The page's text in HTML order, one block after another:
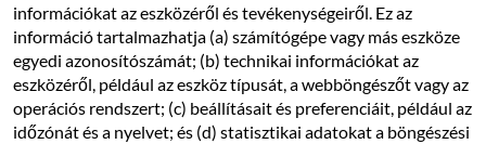
információkat az eszközéről és tevékenységeiről. Ez az
információ tartalmazhatja (a) számítógépe vagy más eszköze
egyedi azonosítószámát; (b) technikai információkat az
eszközéről, például az eszköz típusát, a webböngészőt vagy az
operációs rendszert; (c) beállításait és preferenciáit, például az
időzónát és a nyelvet; és (d) statisztikai adatokat a böngészési